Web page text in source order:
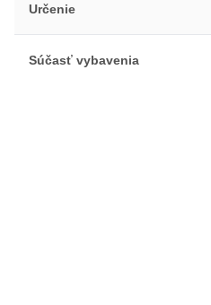
Určenie
Súčasť vybavenia